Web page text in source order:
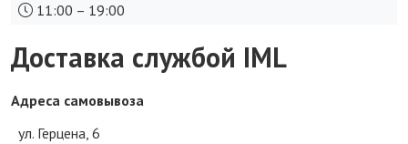
11:00 – 19:00
Доставка службой IML
Адреса самовывоза
ул. Герцена, 6